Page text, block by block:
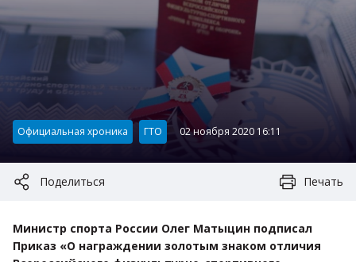
Категория:
Официальная хроника ГТО 02 ноября 2020 16:11
Поделиться Печать
Министр спорта России Олег Матыцин подписал
Приказ «О награждении золотым знаком отличия